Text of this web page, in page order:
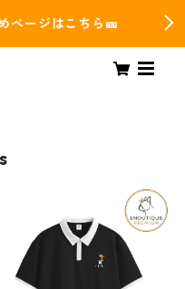
ページはこちら🎫